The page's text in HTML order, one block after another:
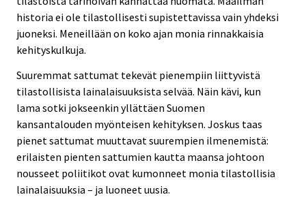
historia ei ole tilastollisesti supistettavissa vain yhdeksi
juoneksi. Meneillään on koko ajan monia rinnakkaisia
kehityskulkuja.
Suuremmat sattumat tekevät pienempiin liittyvistä
tilastollisista lainalaisuuksista selvää. Näin kävi, kun
lama sotki jokseenkin yllättäen Suomen
kansantalouden myönteisen kehityksen. Joskus taas
pienet sattumat muuttavat suurempien ilmenemistä:
erilaisten pienten sattumien kautta maansa johtoon
nousseet poliitikot ovat kumonneet monia tilastollisia
lainalaisuuksia – ja luoneet uusia.